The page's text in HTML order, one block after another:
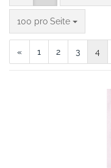
100 pro Seite
pro Seite
« 1 2 3 4